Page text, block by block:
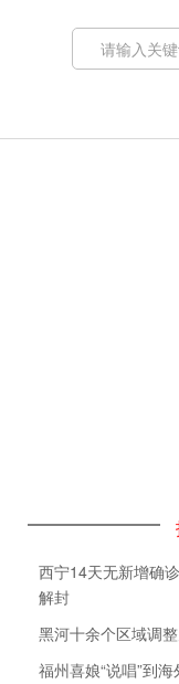
西宁14天无新增确
解封
黑河十余个区域调
福州喜娘“说唱”到